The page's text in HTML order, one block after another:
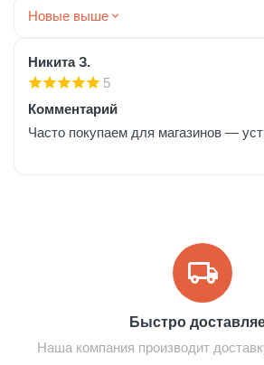
Новые выше
Никита З.
5
Комментарий
Часто покупаем для магазинов —
Быстро
Наша компания производит